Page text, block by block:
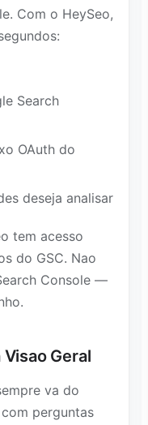
Com o HeySeo,
Search
OAuth do
deseja analisar
tem acesso
do GSC. Nao
Console —
Geral
va do
perguntas